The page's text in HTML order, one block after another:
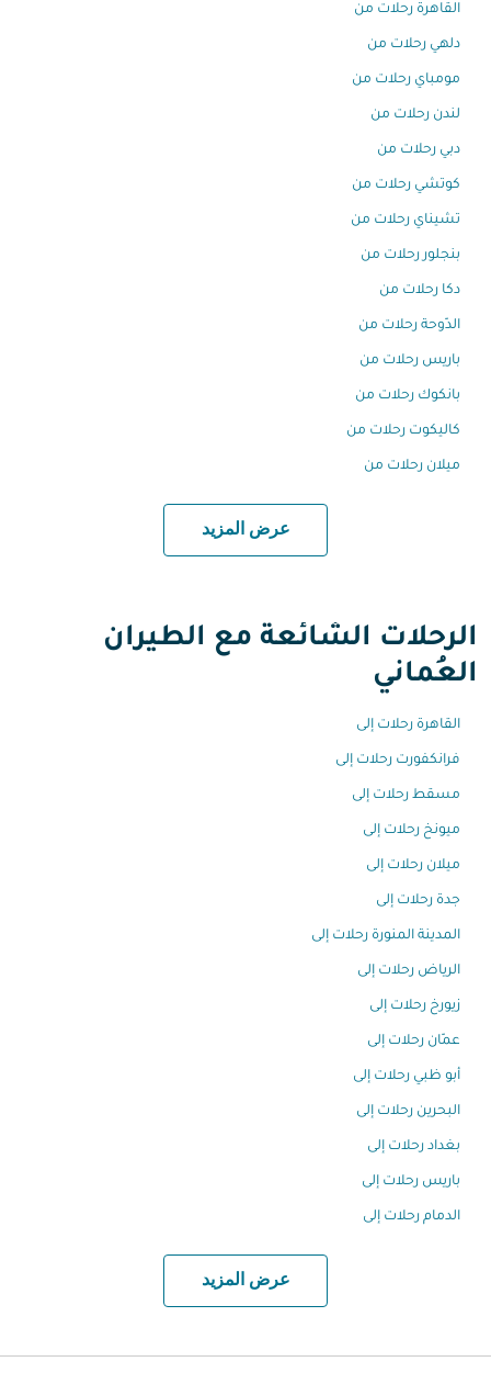
القاهرة رحلات من
دلهي رحلات من
مومباي رحلات من
لندن رحلات من
دبي رحلات من
كوتشي رحلات من
تشيناي رحلات من
بنجلور رحلات من
دكا رحلات من
الدّوحة رحلات من
باريس رحلات من
بانكوك رحلات من
كاليكوت رحلات من
ميلان رحلات من
عرض المزيد
الرحلات الشائعة مع الطيران
العُماني
القاهرة رحلات إلى
فرانكفورت رحلات إلى
مسقط رحلات إلى
ميونخ رحلات إلى
ميلان رحلات إلى
جدة رحلات إلى
المدينة المنورة رحلات إلى
الرياض رحلات إلى
زيورخ رحلات إلى
عمّان رحلات إلى
أبو ظبي رحلات إلى
البحرين رحلات إلى
بغداد رحلات إلى
باريس رحلات إلى
الدمام رحلات إلى
عرض المزيد